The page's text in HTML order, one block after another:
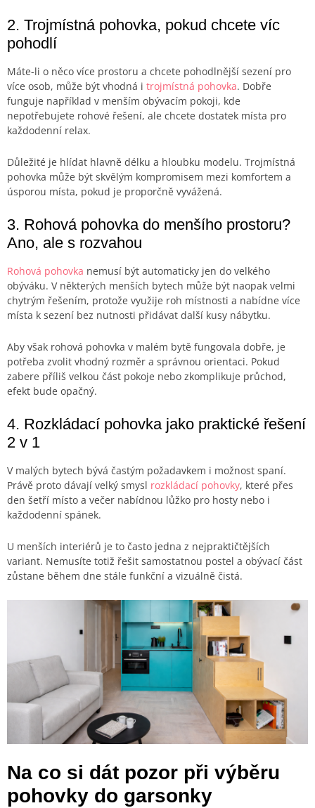
2. Trojmístná pohovka, pokud chcete víc
pohodlí
Máte-li o něco více prostoru a chcete pohodlnější sezení pro
více osob, může být vhodná i trojmístná pohovka. Dobře
funguje například v menším obývacím pokoji, kde
nepotřebujete rohové řešení, ale chcete dostatek místa pro
každodenní relax.
Důležité je hlídat hlavně délku a hloubku modelu. Trojmístná
pohovka může být skvělým kompromisem mezi komfortem a
úsporou místa, pokud je proporčně vyvážená.
3. Rohová pohovka do menšího prostoru?
Ano, ale s rozvahou
Rohová pohovka nemusí být automaticky jen do velkého
obýváku. V některých menších bytech může být naopak velmi
chytrým řešením, protože využije roh místnosti a nabídne více
místa k sezení bez nutnosti přidávat další kusy nábytku.
Aby však rohová pohovka v malém bytě fungovala dobře, je
potřeba zvolit vhodný rozměr a správnou orientaci. Pokud
zabere příliš velkou část pokoje nebo zkomplikuje průchod,
efekt bude opačný.
4. Rozkládací pohovka jako praktické řešení
2 v 1
V malých bytech bývá častým požadavkem i možnost spaní.
Právě proto dávají velký smysl rozkládací pohovky, které přes
den šetří místo a večer nabídnou lůžko pro hosty nebo i
každodenní spánek.
U menších interiérů je to často jedna z nejpraktičtějších
variant. Nemusíte totiž řešit samostatnou postel a obývací část
zůstane během dne stále funkční a vizuálně čistá.
Na co si dát pozor při výběru
pohovky do garsonky